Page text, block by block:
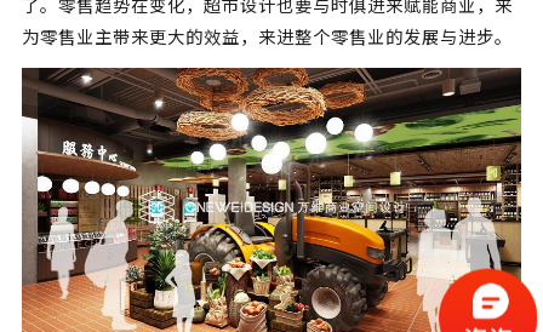
了。零售趋势在变化，超市设计也要与时俱进来赋能商业，来
为零售业主带来更大的效益，来进整个零售业的发展与进步。